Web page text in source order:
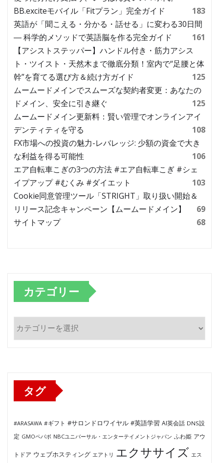
BB.exciteモバイル「Fitプラン」完全ガイド
183
英語が「聞こえる・分かる・話せる」に変わる30日間
― 科学的メソッドで英語脳を作る完全ガイド
161
【アシストステッパー】ハンドル付き・筋力アシス
ト・ツイスト・天然木まで徹底分類！室内で“足腰と体
幹”を育てる選び方＆続け方ガイド
125
ムームードメインでスムーズな契約者変更：あなたの
ドメイン、安全に引き継ぐ
125
ムームードメイン更新料：賢い管理でオンラインアイ
デンティティを守る
108
FX市場への投資の魅力-レバレッジ: 少額の資金で大き
な利益を得る可能性
106
エア自転車こぎの3つの方法 #エア自転車こぎ #シェ
イプアップ #むくみ #ダイエット
103
Cookie同意管理ツール「STRIGHT」取り扱い開始＆
リリース記念キャンペーン【ムームードメイン】
69
サイトマップ
68
カテゴリー
カ
タグ
#ARASAWA #ギフト #サロンドロワイヤル #英語学習 AI英会話 DNS設
定 GMOペパボ NBCユニバーサル・エンターテイメントジャパン ふわ姫 アウ
トドア ウェブホスティング エアトリ エクササイズ エス